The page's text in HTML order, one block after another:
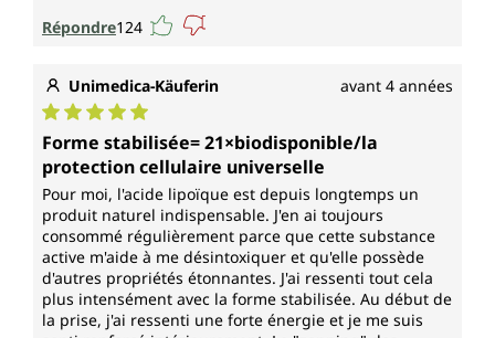
Répondre124
Unimedica-Käuferin avant 4 années
Note moyenne de 5 sur 5 étoiles
Forme stabilisée= 21×biodisponible/la
protection cellulaire universelle
Pour moi, l'acide lipoïque est depuis longtemps un
produit naturel indispensable. J'en ai toujours
consommé régulièrement parce que cette substance
active m'aide à me désintoxiquer et qu'elle possède
d'autres propriétés étonnantes. J'ai ressenti tout cela
plus intensément avec la forme stabilisée. Au début de
la prise, j'ai ressenti une forte énergie et je me suis